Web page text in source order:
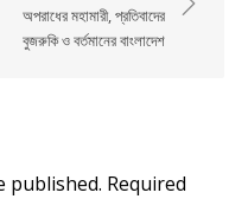
অপরাধের মহামারী, প্রতিবাদের
বুজরুকি ও বর্তমানের বাংলাদেশ
published. Required